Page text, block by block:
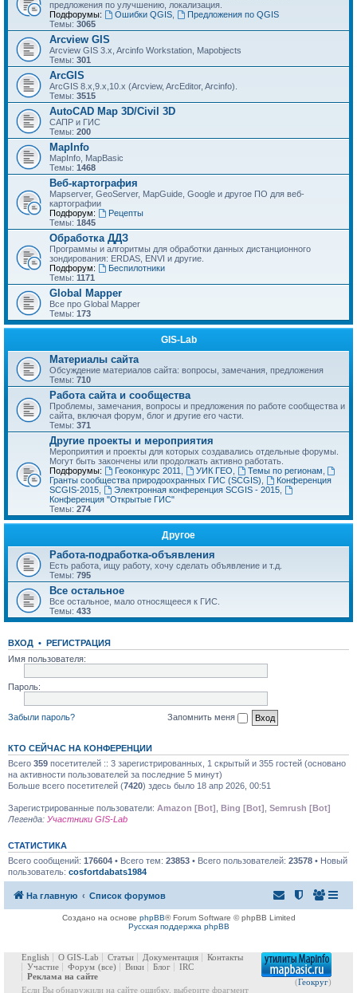
предложения по улучшению, локализация.
Подфорумы:
Ошибки QGIS,
Предложения по QGIS
Темы: 3065
Arcview GIS
Arcview GIS 3.x, Arcinfo Workstation, Mapobjects
Темы: 301
ArcGIS
ArcGIS 8.x,9.x,10.x (Arcview, ArcEditor, Arcinfo).
Темы: 3515
AutoCAD Map 3D/Civil 3D
САПР и ГИС
Темы: 200
MapInfo
MapInfo, MapBasic
Темы: 1468
Веб-картография
Mapserver, GeoServer, MapGuide, Google и другое ПО для веб-
картографии
Подфорум:
Рецепты
Темы: 1845
Обработка ДДЗ
Программы и алгоритмы для обработки данных дистанционного
зондирования: ERDAS, ENVI и другие.
Подфорум:
Беспилотники
Темы: 1171
Global Mapper
Все про Global Mapper
Темы: 173
GIS-Lab
Материалы сайта
Обсуждение материалов сайта: вопросы, замечания, предложения
Темы: 710
Работа сайта и сообщества
Проблемы, замечания, вопросы и предложения по работе сообщества и
сайта, включая форум, блог и другие его части.
Темы: 371
Другие проекты и мероприятия
Мероприятия и проекты для которых создавались отдельные форумы.
Могут быть закончены или продолжать активно работать.
Подфорумы:
Геоконкурс 2011 УИК ГЕО Темы по регионам
Гранты сообщества природоохранных ГИС (SCGIS)
Конференция
SCGIS-2015
Электронная конференция SCGIS - 2015,
Конференция "Открытые ГИС"
Темы: 274
Другое
Работа-подработка-объявления
Есть работа, ищу работу, хочу сделать объявление и т.д.
Темы: 795
Все остальное
Все остальное, мало относящееся к ГИС.
Темы: 433
ВХОД • РЕГИСТРАЦИЯ
Имя пользователя:
Пароль:
Забыли пароль? Запомнить меня
КТО СЕЙЧАС НА КОНФЕРЕНЦИИ
Всего 359 посетителей :: 3 зарегистрированных, 1 скрытый и 355 гостей (основано
на активности пользователей за последние 5 минут)
Больше всего посетителей (7420) здесь было 18 апр 2026, 00:51
Зарегистрированные пользователи: Amazon [Bot] Bing [Bot] Semrush [Bot]
Легенда: Участники GIS-Lab
СТАТИСТИКА
Всего сообщений: 176604 • Всего тем: 23853 • Всего пользователей: 23578 • Новый
пользователь: cosfortdabats1984
На главную Список форумов
Создано на основе phpBB® Forum Software © phpBB Limited
Русская поддержка phpBB
(Геокруг)
English О GIS-Lab Статьи Документация
Контакты
Участие
Форум (все) Вики Блог
IRC
Реклама на сайте
Если Вы обнаружили на сайте ошибку, выберите фрагмент